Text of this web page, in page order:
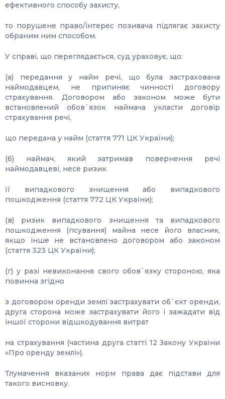
ефективного способу захисту,
то порушене право/інтерес позивача підлягає захисту
обраним ним способом.
У справі, що переглядається, суд ураховує, що:
(а) передання у найм речі, що була застрахована
наймодавцем, не припиняє чинності договору
страхування. Договором або законом може бути
встановлений обов`язок наймача укласти договір
страхування речі,
що передана у найм (стаття 771 ЦК України);
(б) наймач, який затримав повернення речі
наймодавцеві, несе ризик
її випадкового знищення або випадкового
пошкодження (стаття 772 ЦК України);
(в) ризик випадкового знищення та випадкового
пошкодження (псування) майна несе його власник,
якщо інше не встановлено договором або законом
(стаття 323 ЦК України);
(г) у разі невиконання свого обов`язку стороною, яка
повинна згідно
з договором оренди землі застрахувати об`єкт оренди,
друга сторона може застрахувати його і зажадати від
іншої сторони відшкодування витрат
на страхування (частина друга статті 12 Закону України
«Про оренду землі»).
Тлумачення вказаних норм права дає підстави для
такого висновку.